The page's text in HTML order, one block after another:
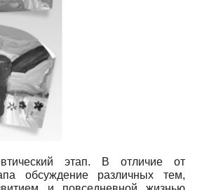
этап. В отличие от
обсуждение различных тем,